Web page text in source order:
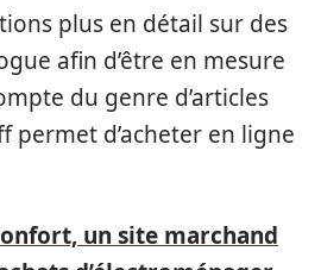
plus en détail sur des
afin d’être en mesure
du genre d’articles
permet d’acheter en ligne
un site marchand